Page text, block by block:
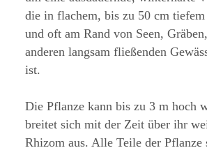
die in flachem, bis zu 50 cm tiefem
und oft am Rand von Seen,
anderen langsam fließenden
ist.
Die Pflanze kann bis zu 3 m hoch
breitet sich mit der Zeit über ihr
Rhizom aus. Alle Teile der Pflanze